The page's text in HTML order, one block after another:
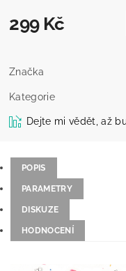
299 Kč
Značka
Kategorie
Dejte mi vědět, až
POPIS
PARAMETRY
DISKUZE
HODNOCENÍ